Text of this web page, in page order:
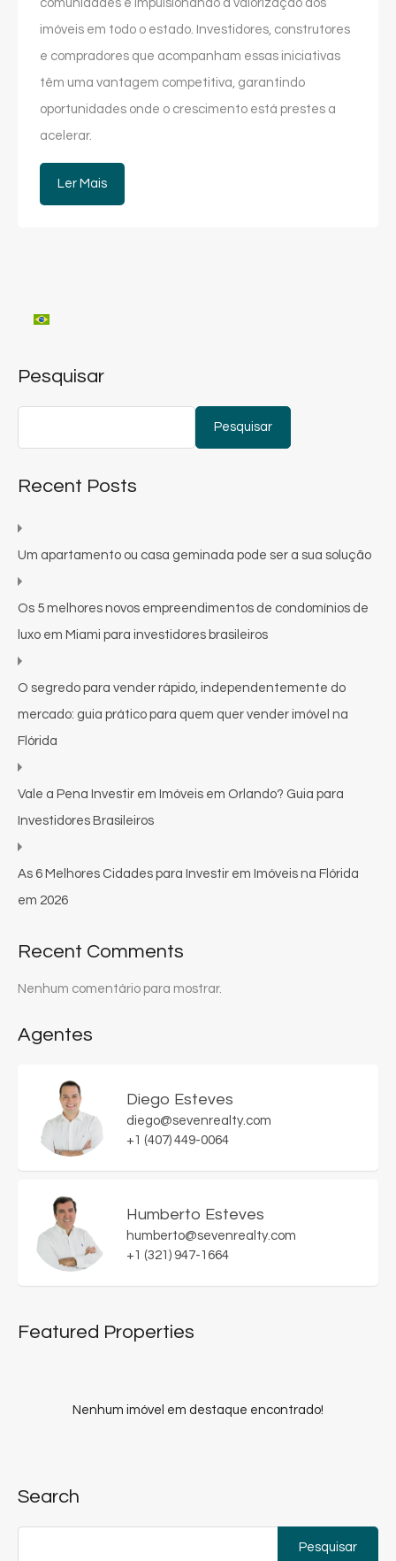
comunidades e impulsionando a valorização dos
imóveis em todo o estado. Investidores, construtores
e compradores que acompanham essas iniciativas
têm uma vantagem competitiva, garantindo
oportunidades onde o crescimento está prestes a
acelerar.
Ler Mais
Pesquisar
Pesquisar
Recent Posts
Um apartamento ou casa geminada pode ser a sua solução
Os 5 melhores novos empreendimentos de condomínios de
luxo em Miami para investidores brasileiros
O segredo para vender rápido, independentemente do
mercado: guia prático para quem quer vender imóvel na
Flórida
Vale a Pena Investir em Imóveis em Orlando? Guia para
Investidores Brasileiros
As 6 Melhores Cidades para Investir em Imóveis na Flórida
em 2026
Recent Comments
Nenhum comentário para mostrar.
Agentes
Diego Esteves
diego@sevenrealty.com
+1 (407) 449-0064
Humberto Esteves
humberto@sevenrealty.com
+1 (321) 947-1664
Featured Properties
Nenhum imóvel em destaque encontrado!
Search